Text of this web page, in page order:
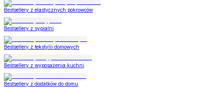
Bestsellery z elastycznych pokrowców
Bestsellery z sypialni
Bestsellery z tekstylii domowych
Bestsellery z wyposażenia kuchni
Bestsellery z dodatków do domu